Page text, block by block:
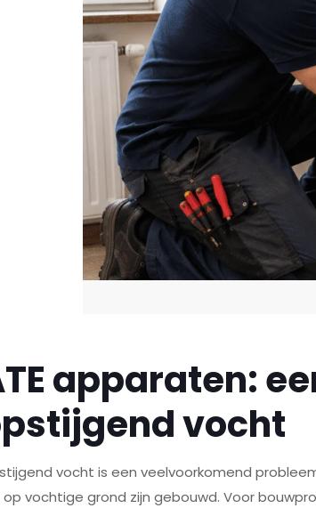
apparaten:
vocht
vocht is een veelvoorkomend
op vochtige grond zijn gebouwd. Voor